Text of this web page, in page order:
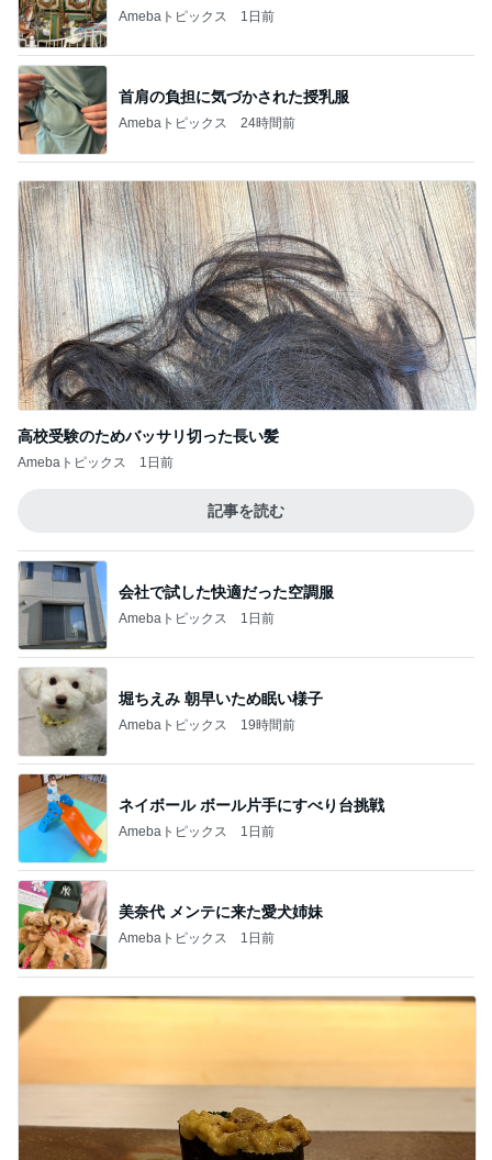
Amebaトピックス 1日前
首肩の負担に気づかされた授乳服
Amebaトピックス 24時間前
高校受験のためバッサリ切った長い髪
Amebaトピックス 1日前
記事を読む
会社で試した快適だった空調服
Amebaトピックス 1日前
堀ちえみ 朝早いため眠い様子
Amebaトピックス 19時間前
ネイボール ボール片手にすべり台挑戦
Amebaトピックス 1日前
美奈代 メンテに来た愛犬姉妹
Amebaトピックス 1日前